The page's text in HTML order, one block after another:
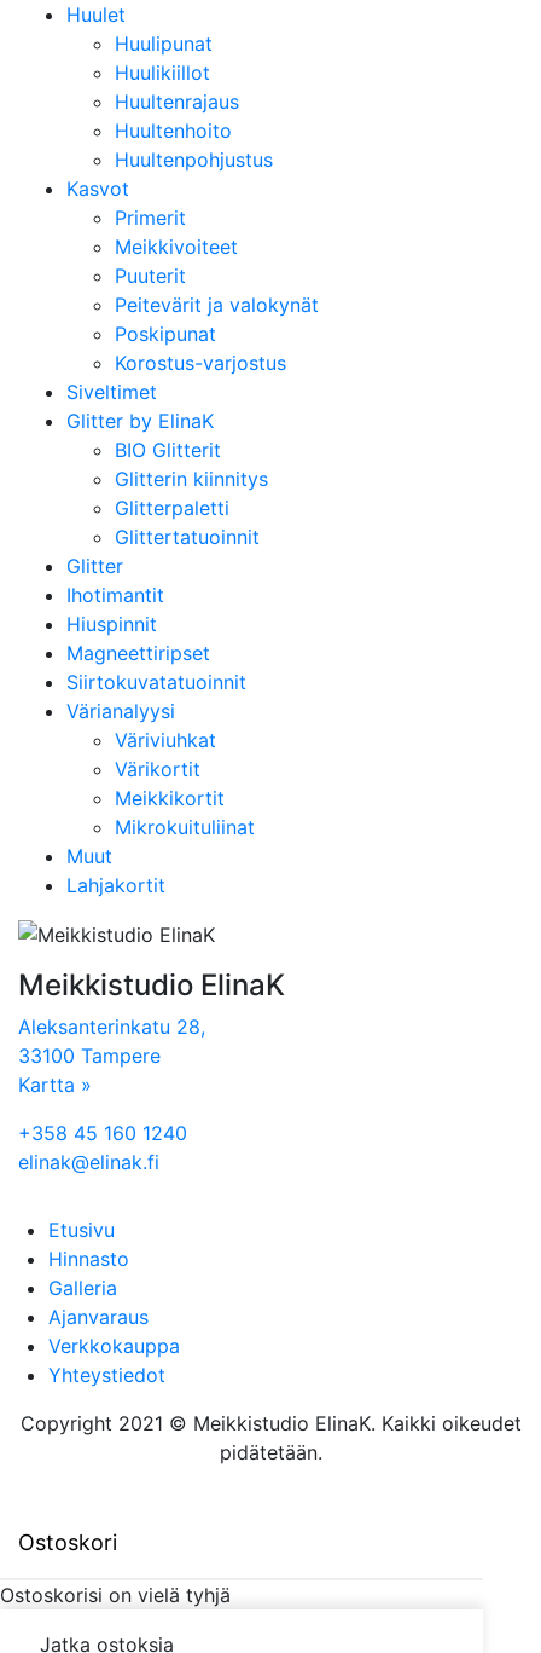
Huulet
Huulipunat
Huulikiillot
Huultenrajaus
Huultenhoito
Huultenpohjustus
Kasvot
Primerit
Meikkivoiteet
Puuterit
Peitevärit ja valokynät
Poskipunat
Korostus-varjostus
Siveltimet
Glitter by ElinaK
BIO Glitterit
Glitterin kiinnitys
Glitterpaletti
Glittertatuoinnit
Glitter
Ihotimantit
Hiuspinnit
Magneettiripset
Siirtokuvatatuoinnit
Värianalyysi
Väriviuhkat
Värikortit
Meikkikortit
Mikrokuituliinat
Muut
Lahjakortit
Meikkistudio ElinaK
Aleksanterinkatu 28,
33100 Tampere
Kartta »
+358 45 160 1240
elinak@elinak.fi
Etusivu
Hinnasto
Galleria
Ajanvaraus
Verkkokauppa
Yhteystiedot
Copyright 2021 © Meikkistudio ElinaK. Kaikki oikeudet
pidätetään.
Ostoskori
Ostoskorisi on vielä tyhjä
Jatka ostoksia